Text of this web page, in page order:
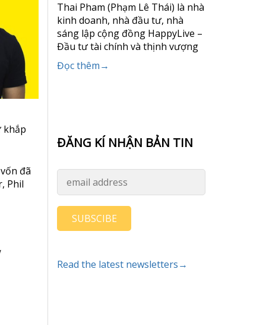
khắp
đã
Phil
Thai Pham (Phạm Lê Thái) là nhà
kinh doanh, nhà đầu tư, nhà
sáng lập cộng đồng HappyLive –
Đầu tư tài chính và thịnh vượng
Đọc thêm→
ĐĂNG KÍ NHẬN BẢN TIN
SUBSCIBE
Read the latest newsletters→